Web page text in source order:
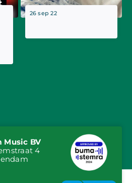
26 sep 22
Music BV
4